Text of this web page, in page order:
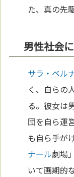
た、真の先
男性社会
サラ・ベル
く、自らの
る。彼女は
団を自ら運
も自ら手が
ナール劇場
いて画期的